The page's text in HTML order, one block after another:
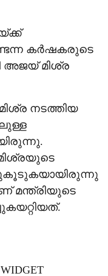
കര്‍ഷകരുടെ
അജയ് മിശ്ര
നടത്തിയ
മന്ത്രിയുടെ